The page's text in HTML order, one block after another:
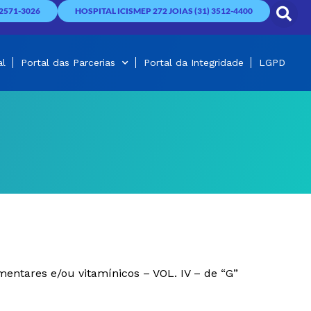
3026 HOSPITAL ICISMEP 272 JOIAS (31) 3512-4400
Portal das Parcerias Portal da Integridade LGPD
e/ou vitamínicos – VOL. IV – de “G”